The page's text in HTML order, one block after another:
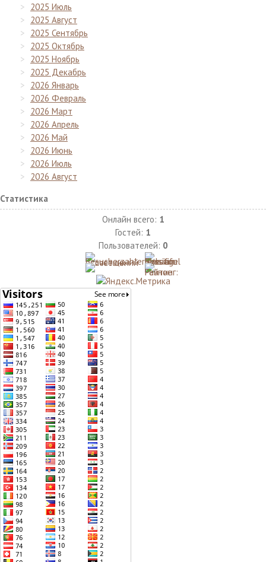
2025 Июль
2025 Август
2025 Сентябрь
2025 Октябрь
2025 Ноябрь
2025 Декабрь
2026 Январь
2026 Февраль
2026 Март
2026 Апрель
2026 Май
2026 Июнь
2026 Июль
2026 Август
Статистика
Онлайн всего: 1
Гостей: 1
Пользователей: 0